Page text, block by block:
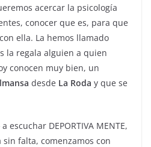
acercar la psicología
conocer que es, para que
ella. La hemos llamado
la regala alguien a quien
conocen muy bien, un
desde La Roda y que se
escuchar DEPORTIVA MENTE,
falta, comenzamos con